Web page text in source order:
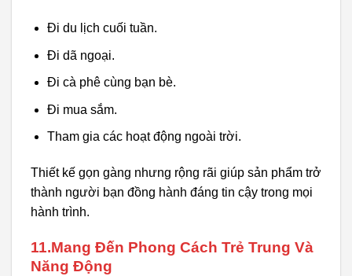
Đi du lịch cuối tuần.
Đi dã ngoại.
Đi cà phê cùng bạn bè.
Đi mua sắm.
Tham gia các hoạt động ngoài trời.
Thiết kế gọn gàng nhưng rộng rãi giúp sản phẩm trở
thành người bạn đồng hành đáng tin cậy trong mọi
hành trình.
11.Mang Đến Phong Cách Trẻ Trung Và
Năng Động